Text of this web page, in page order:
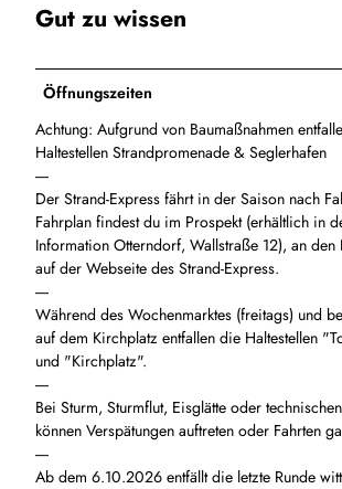
Gut zu wissen
Öffnungszeiten
Achtung: Aufgrund von Baumaßnahmen
Haltestellen Strandpromenade & Seglerhafen
----
Der Strand-Express fährt in der Saison nach
Fahrplan findest du im Prospekt (erhältlich in
Information Otterndorf, Wallstraße 12), an den
auf der Webseite des Strand-Express.
----
Während des Wochenmarktes (freitags) und
auf dem Kirchplatz entfallen die Haltestellen
und "Kirchplatz".
----
Bei Sturm, Sturmflut, Eisglätte oder
können Verspätungen auftreten oder Fahrten
----
Ab dem 6.10.2026 entfällt die letzte Runde